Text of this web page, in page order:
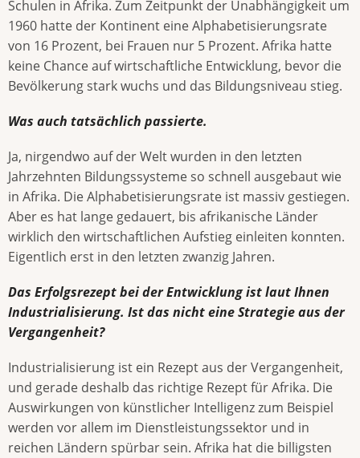
Schulen in Afrika. Zum Zeitpunkt der Unabhängigkeit um
1960 hatte der Kontinent eine Alphabetisierungsrate
von 16 Prozent, bei Frauen nur 5 Prozent. Afrika hatte
keine Chance auf wirtschaftliche Entwicklung, bevor die
Bevölkerung stark wuchs und das Bildungsniveau stieg.
Was auch tatsächlich passierte.
Ja, nirgendwo auf der Welt wurden in den letzten
Jahrzehnten Bildungssysteme so schnell ausgebaut wie
in Afrika. Die Alphabetisierungsrate ist massiv gestiegen.
Aber es hat lange gedauert, bis afrikanische Länder
wirklich den wirtschaftlichen Aufstieg einleiten konnten.
Eigentlich erst in den letzten zwanzig Jahren.
Das Erfolgsrezept bei der Entwicklung ist laut Ihnen
Industrialisierung. Ist das nicht eine Strategie aus der
Vergangenheit?
Industrialisierung ist ein Rezept aus der Vergangenheit,
und gerade deshalb das richtige Rezept für Afrika. Die
Auswirkungen von künstlicher Intelligenz zum Beispiel
werden vor allem im Dienstleistungssektor und in
reichen Ländern spürbar sein. Afrika hat die billigsten